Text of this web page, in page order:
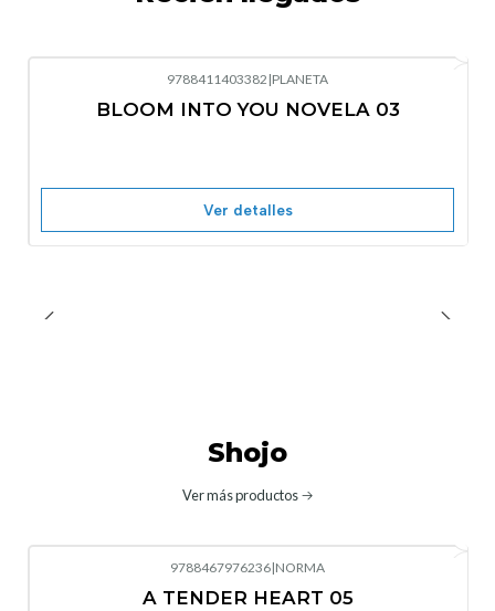
Nuevo
9788411403382 |PLANETA
BLOOM INTO YOU NOVELA 03
Ver detalles
Shojo
Ver más productos
9788467976236|NORMA
A TENDER HEART 05